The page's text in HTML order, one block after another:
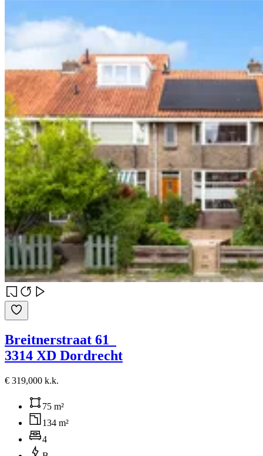
Breitnerstraat 61
3314 XD Dordrecht
€ 319,000 k.k.
75 m²
134 m²
4